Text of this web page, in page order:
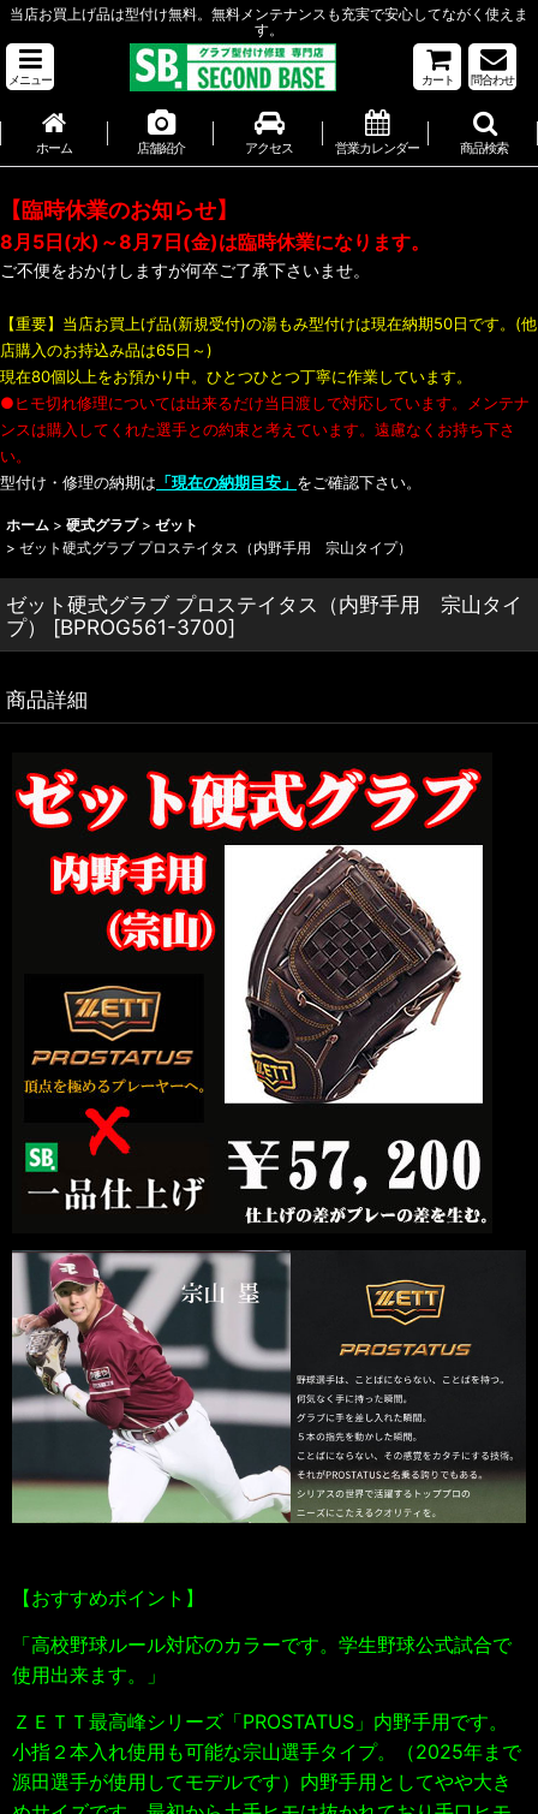
当店お買上げ品は型付け無料。無料メンテナンスも充実で安心してながく使えま
す。
メニュー カート 問合わせ
ホーム 店舗紹介 アクセス 営業カレンダー 商品検索
【臨時休業のお知らせ】
8月5日(水)～8月7日(金)は臨時休業になります。
ご不便をおかけしますが何卒ご了承下さいませ。
【重要】当店お買上げ品(新規受付)の湯もみ型付けは現在納期50日です。(他
店購入のお持込み品は65日～)
現在80個以上をお預かり中。ひとつひとつ丁寧に作業しています。
●ヒモ切れ修理については出来るだけ当日渡しで対応しています。メンテナ
ンスは購入してくれた選手との約束と考えています。遠慮なくお持ち下さ
い。
型付け・修理の納期は 「現在の納期目安」 をご確認下さい。
ホーム > 硬式グラブ > ゼット
> ゼット硬式グラブ プロステイタス（内野手用 宗山タイプ）
ゼット硬式グラブ プロステイタス（内野手用 宗山タイ
プ）
[BPROG561-3700]
商品詳細
【おすすめポイント】
「高校野球ルール対応のカラーです。学生野球公式試合で
使用出来ます。」
ＺＥＴＴ最高峰シリーズ「PROSTATUS」内野手用です。
小指２本入れ使用も可能な宗山選手タイプ。（2025年まで
源田選手が使用してモデルです）内野手用としてやや大き